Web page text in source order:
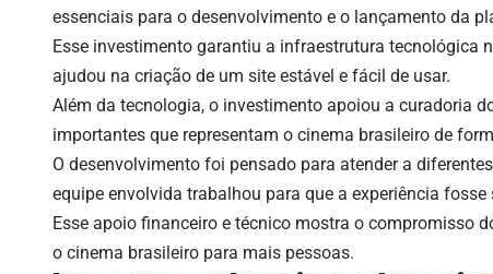
essenciais para o desenvolvimento e o lançamento da
Esse investimento garantiu a infraestrutura tecnológica
ajudou na criação de um site estável e fácil de usar.
Além da tecnologia, o investimento apoiou a curadoria
importantes que representam o cinema brasileiro de
O desenvolvimento foi pensado para atender a
equipe envolvida trabalhou para que a experiência
Esse apoio financeiro e técnico mostra o compromisso
o cinema brasileiro para mais pessoas.